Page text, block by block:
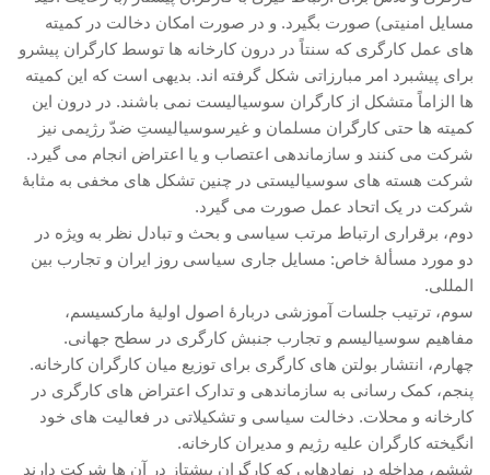
مسایل امنیتی) صورت بگیرد. و در صورت امکان دخالت در کمیته
های عمل کارگری که سنتاً در درون کارخانه ها توسط کارگران پیشرو
برای پیشبرد امر مبارزاتی شکل گرفته اند. بدیهی است که این کمیته
ها الزاماً متشکل از کارگران سوسیالیست نمی باشند. در درون این
کمیته ها حتی کارگران مسلمان و غیرسوسیالیستِ ضدّ رژیمی نیز
شرکت می کنند و سازماندهی اعتصاب و یا اعتراض انجام می گیرد.
شرکت هسته های سوسیالیستی در چنین تشکل های مخفی به مثابۀ
شرکت در یک اتحاد عمل صورت می گیرد.
دوم، برقراری ارتباط مرتب سیاسی و بحث و تبادل نظر به ویژه در
دو مورد مسألۀ خاص: مسایل جاری سیاسی روز ایران و تجارب بین
المللی.
سوم، ترتیب جلسات آموزشی دربارۀ اصول اولیۀ مارکسیسم،
مفاهیم سوسیالیسم و تجارب جنبش کارگری در سطح جهانی.
چهارم، انتشار بولتن های کارگری برای توزیع میان کارگران کارخانه.
پنجم، کمک رسانی به سازماندهی و تدارک اعتراض های کارگری در
کارخانه و محلات. دخالت سیاسی و تشکیلاتی در فعالیت های خود
انگیخته کارگران علیه رژیم و مدیران کارخانه.
ششم، مداخله در نهادهایی که کارگران پیشتاز در آن ها شرکت دارند